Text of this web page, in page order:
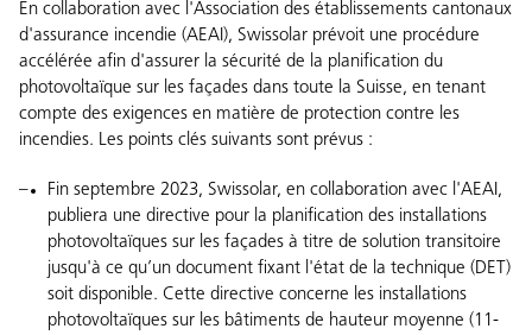
En collaboration avec l'Association des établissements cantonaux
d'assurance incendie (AEAI), Swissolar prévoit une procédure
accélérée afin d'assurer la sécurité de la planification du
photovoltaïque sur les façades dans toute la Suisse, en tenant
compte des exigences en matière de protection contre les
incendies. Les points clés suivants sont prévus :
Fin septembre 2023, Swissolar, en collaboration avec l'AEAI,
publiera une directive pour la planification des installations
photovoltaïques sur les façades à titre de solution transitoire
jusqu'à ce qu’un document fixant l'état de la technique (DET)
soit disponible. Cette directive concerne les installations
photovoltaïques sur les bâtiments de hauteur moyenne (11-